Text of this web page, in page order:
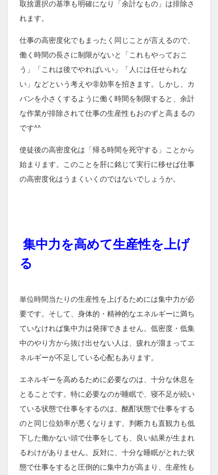
取捨選択の基準も明確になり「余計なもの」は排除さ
れます。
仕事の高密度化でもまったく同じことが言えるので、
働く時間の長さに制限がないと「これもやっておこ
う」「これは後でやればいい」「人には任せられな
い」などという考えや非効率を招きます。しかし、カ
バンを小さくするように働く時間を制限すると、余計
な作業が排除されて仕事の生産性もおのずと高まるの
です^^
使徒後の高密度化は「帰る時間を死守する」ことから
始まります。このことを肝に銘じて実行に移せば仕事
の高密度化はうまくいくのではないでしょうか。
集中力を高めて生産性を上げ
る
単位時間当たりの生産性を上げるためには集中力が必
要です。そして、身体的・精神的なエネルギーに満ち
ていなければ集中力は発揮できません。低密度・低集
中のやり方から抜け出せない人は、疲れが溜まってエ
ネルギーが不足している心配もあります。
エネルギーを高めるために必要なのは、十分な休息を
とることです。特に必要なのが睡眠で、寝不足が続い
ている状態で仕事をするのは、酩酊状態で仕事をする
のと同じ位効率が悪くなります。判断力も直観力も低
下した働かない頭で仕事をしても、良い結果が生まれ
るわけがありません。反対に、十分な睡眠がとれた状
態で仕事をすると圧倒的に集中力が高まり、生産性も